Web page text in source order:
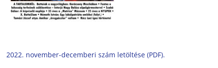
2022. november-decemberi szám letöltése (PDF).